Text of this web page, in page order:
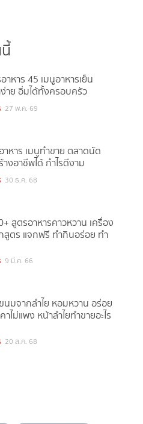
าหาร 45 เมนูอาหารเย็น
าย อิ่มได้ทั้งครอบครัว
27 พ.ค. 69
าหาร เมนูทำขาย ตลาดนัด
งอาชีพได้ กำไรดีงาม
30 ธ.ค. 68
สูตรอาหารคาวหวาน เครื่อง
สูตร แจกฟรี ทำกินอร่อย ทำ
9 มี.ค. 66
นมจากลำไย หอมหวาน อร่อย
าไม่แพง หน้าลำไยทำขายอะไร
20 ส.ค. 68